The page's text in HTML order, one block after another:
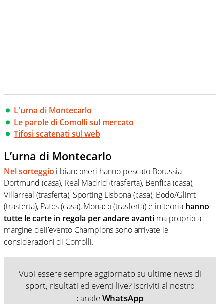
L'urna di Montecarlo
Le parole di Comolli sul mercato
Tifosi scatenati sul web
L’urna di Montecarlo
Nel sorteggio i bianconeri hanno pescato Borussia
Dortmund (casa), Real Madrid (trasferta), Benfica (casa),
Villarreal (trasferta), Sporting Lisbona (casa), Bodo/Glimt
(trasferta), Pafos (casa), Monaco (trasferta) e in teoria hanno
tutte le carte in regola per andare avanti ma proprio a
margine dell’evento Champions sono arrivate le
considerazioni di Comolli.
Vuoi essere sempre aggiornato su ultime news di
sport, risultati ed eventi live? Iscriviti al nostro
canaleWhatsApp